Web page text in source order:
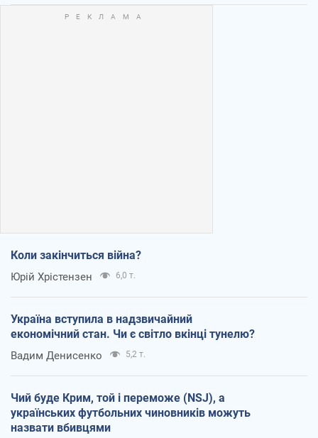
Коли закінчиться війна?
Юрій Хрістензен 6,0 т.
Україна вступила в надзвичайний
економічний стан. Чи є світло вкінці тунелю?
Вадим Денисенко 5,2 т.
Чий буде Крим, той і переможе (NSJ), а
українських футбольних чиновників можуть
назвати вбивцями